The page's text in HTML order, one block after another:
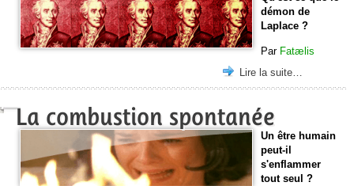
démon de
Laplace ?
Par Fatælis
Lire la suite…
La combustion spontanée
Un être humain
peut-il
s'enflammer
tout seul ?